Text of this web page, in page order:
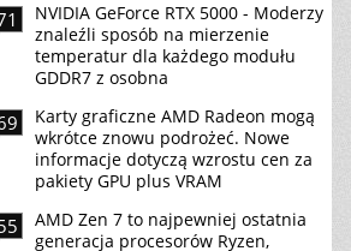
NVIDIA GeForce RTX 5000 - Moderzy
znaleźli sposób na mierzenie
temperatur dla każdego modułu
GDDR7 z osobna
Karty graficzne AMD Radeon mogą
wkrótce znowu podrożeć. Nowe
informacje dotyczą wzrostu cen za
pakiety GPU plus VRAM
AMD Zen 7 to najpewniej ostatnia
generacja procesorów Ryzen,